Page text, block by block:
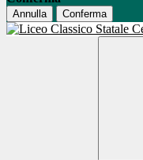
Annulla Conferma